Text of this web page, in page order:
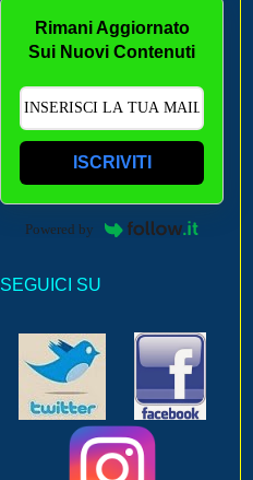
Rimani Aggiornato
Sui Nuovi Contenuti
ISCRIVITI
Powered by
SEGUICI SU